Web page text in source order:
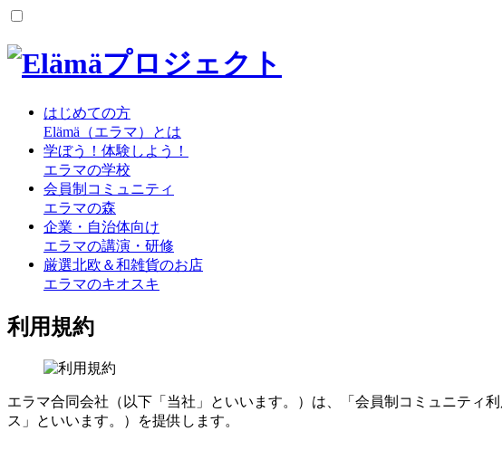
はじめての方
Elämä（エラマ）とは
学ぼう！体験しよう！
エラマの学校
会員制コミュニティ
エラマの森
企業・自治体向け
エラマの講演・研修
厳選北欧＆和雑貨のお店
エラマのキオスキ
利用規約
エラマ合同会社（以下「当社」といいます。）は、「会員制コミュニティ
ス」といいます。）を提供します。